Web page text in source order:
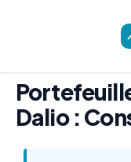
Dalio :